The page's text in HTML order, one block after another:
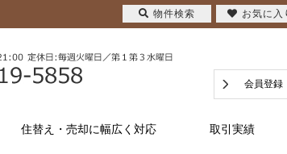
会員登録
住替え・売却に幅広く対応 取引実績
物件検索 お気に入